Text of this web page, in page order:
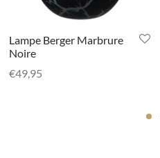
Lampe Berger Marbrure
Noire
€49,95